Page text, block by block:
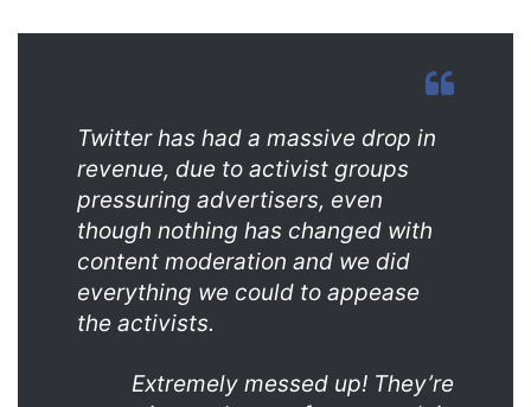
Twitter has had a massive drop in
revenue, due to activist groups
pressuring advertisers, even
though nothing has changed with
content moderation and we did
everything we could to appease
the activists.
Extremely messed up! They’re